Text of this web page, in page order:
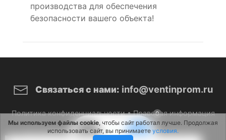
0
производства для обеспечения
безопасности вашего объекта!
Связаться с нами: info@ventinprom.ru
Политика конфиденциальности•Правовая информация
© 2026 ВентИнПром. Все права защищены.
Мы используем файлы cookie, чтобы сайт работал лучше. Продолжая
использовать сайт, вы принимаете условия.